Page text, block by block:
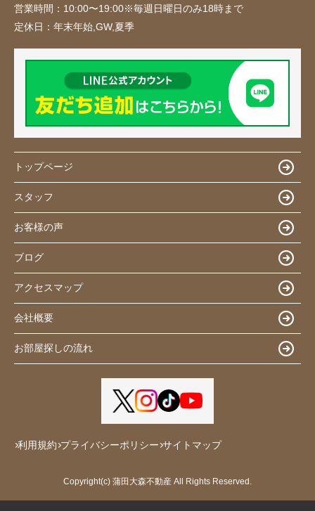
営業時間： 10:00〜19:00※毎週日曜日のみ18時まで
定休日： 年末年始,GW,夏季
トップページ
スタッフ
お客様の声
ブログ
アクセスマップ
会社概要
お部屋探しの流れ
利用規約 プライバシーポリシー サイトマップ
Copyright(c) 蒲田大森不動産 All Rights Reserved.